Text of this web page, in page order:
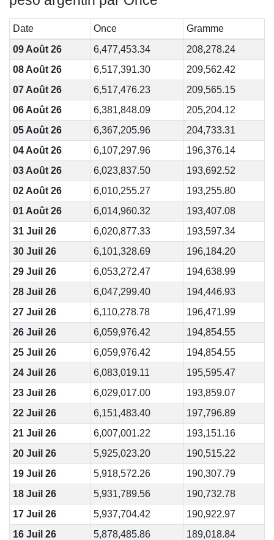
Date Once
Gramme
09 Août 26
6,477,453.34
208,278.24
08 Août 26
6,517,391.30
209,562.42
07 Août 26
6,517,476.23
209,565.15
06 Août 26
6,381,848.09
205,204.12
05 Août 26
6,367,205.96
204,733.31
04 Août 26
6,107,297.96
196,376.14
03 Août 26
6,023,837.50
193,692.52
02 Août 26
6,010,255.27
193,255.80
01 Août 26
6,014,960.32
193,407.08
31 Juil 26
6,020,877.33
193,597.34
30 Juil 26
6,101,328.69
196,184.20
29 Juil 26
6,053,272.47
194,638.99
28 Juil 26
6,047,299.40
194,446.93
27 Juil 26
6,110,278.78
196,471.99
26 Juil 26
6,059,976.42
194,854.55
25 Juil 26
6,059,976.42
194,854.55
24 Juil 26
6,083,019.11
195,595.47
23 Juil 26
6,029,017.00
193,859.07
22 Juil 26
6,151,483.40
197,796.89
21 Juil 26
6,007,001.22
193,151.16
20 Juil 26
5,925,023.20
190,515.22
19 Juil 26
5,918,572.26
190,307.79
18 Juil 26
5,931,789.56
190,732.78
17 Juil 26
5,937,704.42
190,922.97
16 Juil 26
5,878,485.86 189,018.84